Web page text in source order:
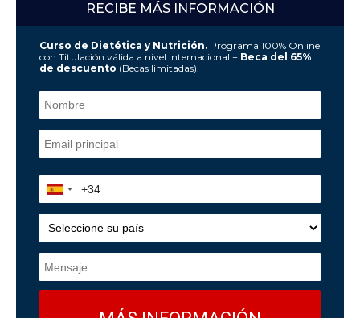
RECIBE MÁS INFORMACIÓN
Curso de Dietética y Nutrición.Programa 100% Online
con Titulación válida a nivel Internacional + Beca del 65%
de descuento (Becas limitadas).